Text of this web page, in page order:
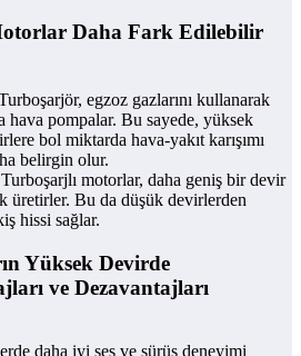
Daha Fark Edilebilir
egzoz gazlarını kullanarak
hava pompalar. Bu sayede, yüksek
bol miktarda hava-yakıt karışımı
belirgin olur.
Turboşarjlı motorlar, daha geniş bir devir
üretirler. Bu da düşük devirlerden
hissi sağlar.
Yüksek Devirde
ve Dezavantajları
daha iyi ses ve sürüş deneyimi